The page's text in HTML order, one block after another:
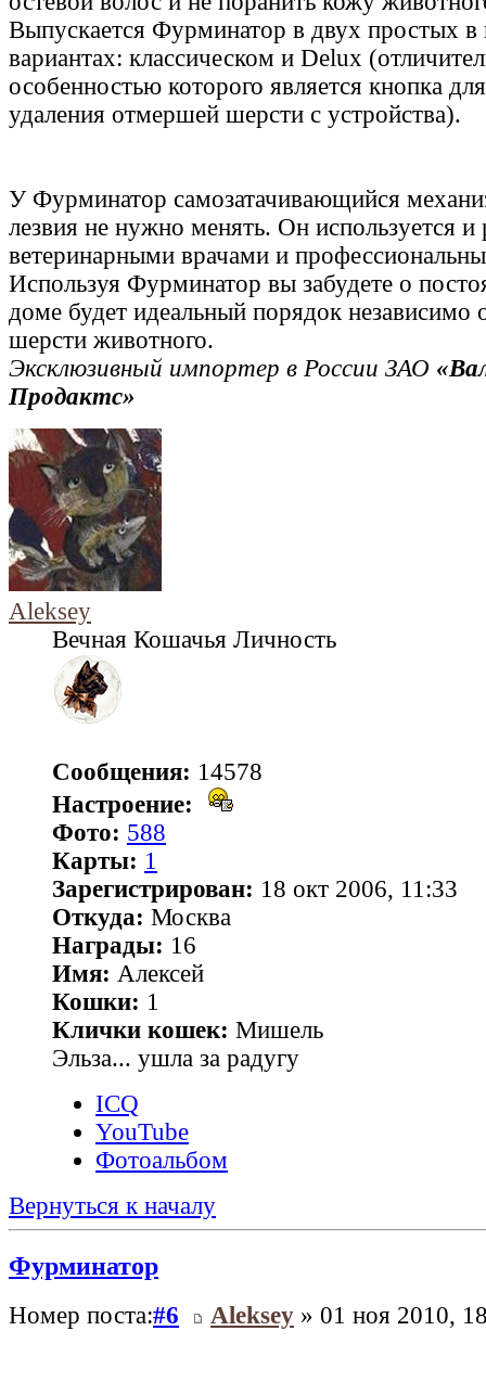
Выпускается Фурминатор в двух простых в
вариантах: классическом и Delux
особенностью которого является кнопка
удаления отмершей шерсти с устройства).
У Фурминатор самозатачивающийся
лезвия не нужно менять. Он используется и
ветеринарными врачами и
Используя Фурминатор вы забудете о
доме будет идеальный порядок независимо
шерсти животного.
Эксклюзивный импортер в России ЗАО
Продактс»
Aleksey
Вечная Кошачья Личность
Сообщения: 14578
Настроение:
Фото: 588
Карты: 1
Зарегистрирован: 18 окт 2006, 11:33
Откуда: Москва
Награды: 16
Имя: Алексей
Кошки: 1
Клички кошек: Мишель
Эльза... ушла за радугу
ICQ
YouTube
Фотоальбом
Вернуться к началу
Фурминатор
Номер поста:#6 Aleksey » 01 ноя 2010,